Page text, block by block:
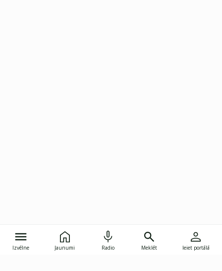
Izvēlne Jaunumi Radio Meklēt Ieiet portālā